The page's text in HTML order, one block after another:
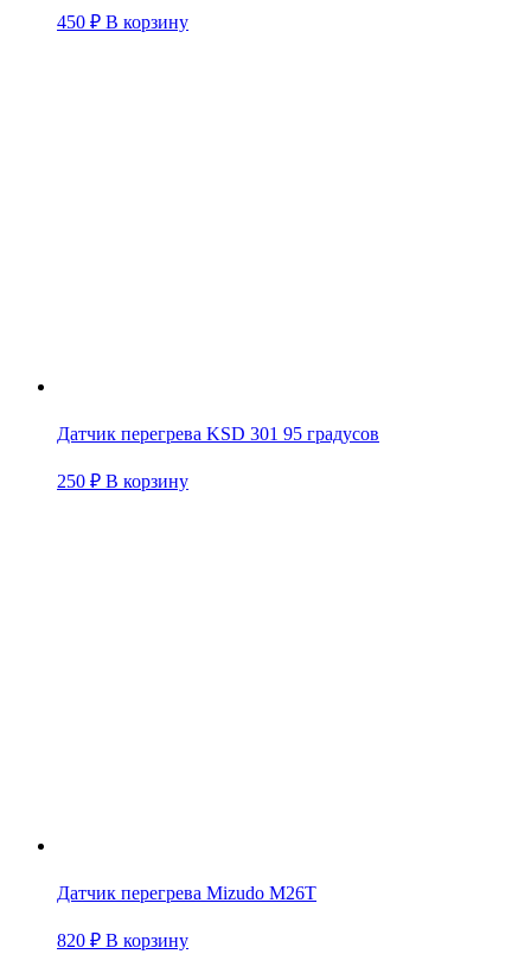
450 ₽ В корзину
Датчик перегрева KSD 301 95 градусов
250 ₽ В корзину
Датчик перегрева Mizudo M26T
820 ₽ В корзину